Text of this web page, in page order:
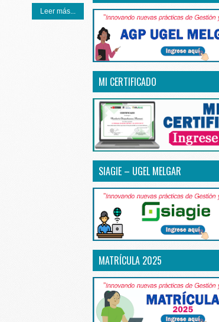
Leer más...
MI CERTIFICADO
SIAGIE – UGEL MELGAR
MATRÍCULA 2025